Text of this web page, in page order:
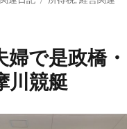
で是政橋
川競艇